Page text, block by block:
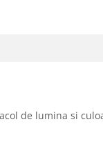
de lumina si